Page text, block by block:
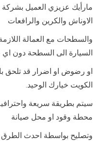
مارأيك عزيزي العميل
الاوناش والكرين والرافعات
والسطحات مع العمالة
السيارة الى السطحة دون
او رضوض او اضرار قد تلحق
الكويت خيارك الوحيد.
سيتم بطريقة سريعة
محطة وقود او محل صيانة
وتصليح بواسطة احدث الطرق